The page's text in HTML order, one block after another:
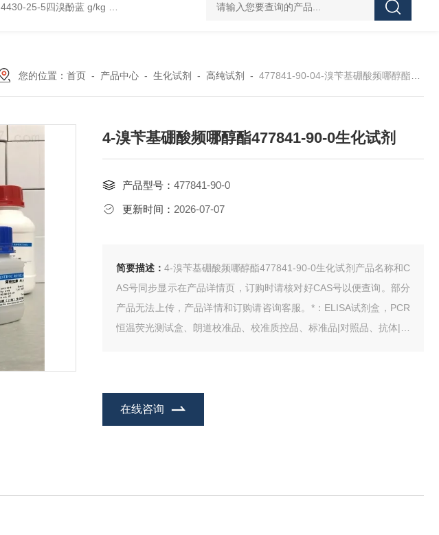
4430-25-5四溴酚蓝 g/kg 81-08-32-磺基苯甲酸酐 4441-12-7三(4-吗啉基)氧化膦
您的位置： 首页- 产品中心- 生化试剂 - 高纯试剂 - 477841-90-04-溴苄基硼酸频哪醇酯477841-90-0生化试剂
4-溴苄基硼酸频哪醇酯477841-90-0生化试剂
产品型号： 477841-90-0
更新时间： 2026-07-07
简要描述： 4-溴苄基硼酸频哪醇酯477841-90-0生化试剂产品名称和C
AS号同步显示在产品详情页，订购时请核对好CAS号以便查询。部分
产品无法上传，产品详情和订购请咨询客服。*：ELISA试剂盒，PCR
恒温荧光测试盒、朗道校准品、校准质控品、标准品|对照品、抗体|抗
在线咨询